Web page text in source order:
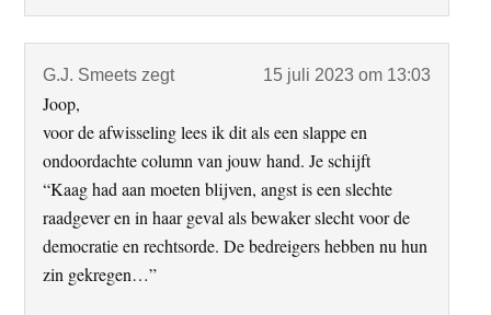
G.J. Smeets zegt 15 juli 2023 om 13:03
Joop,
voor de afwisseling lees ik dit als een slappe en
ondoordachte column van jouw hand. Je schijft
“Kaag had aan moeten blijven, angst is een slechte
raadgever en in haar geval als bewaker slecht voor de
democratie en rechtsorde. De bedreigers hebben nu hun
zin gekregen…”